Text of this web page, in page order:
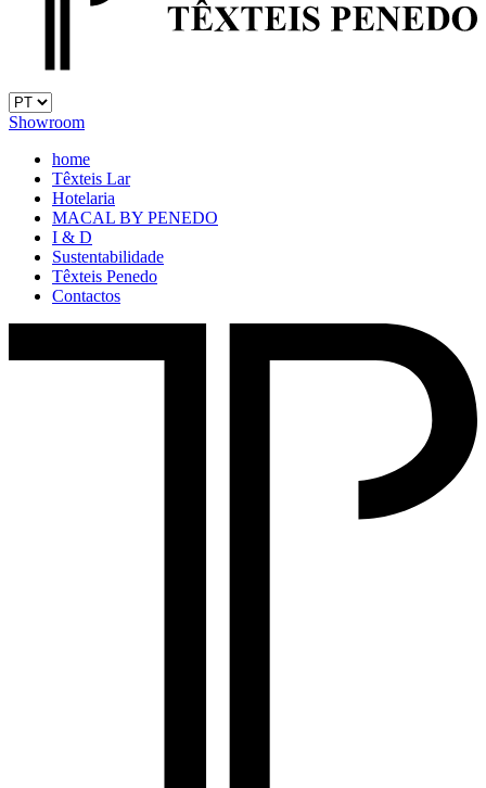
Showroom
home
Têxteis Lar
Hotelaria
MACAL BY PENEDO
I & D
Sustentabilidade
Têxteis Penedo
Contactos